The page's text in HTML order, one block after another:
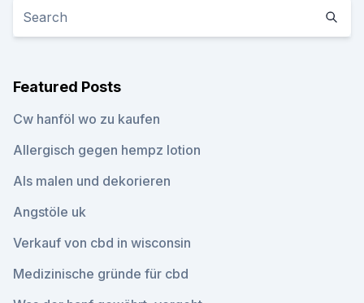
Featured Posts
Cw hanföl wo zu kaufen
Allergisch gegen hempz lotion
Als malen und dekorieren
Angstöle uk
Verkauf von cbd in wisconsin
Medizinische gründe für cbd